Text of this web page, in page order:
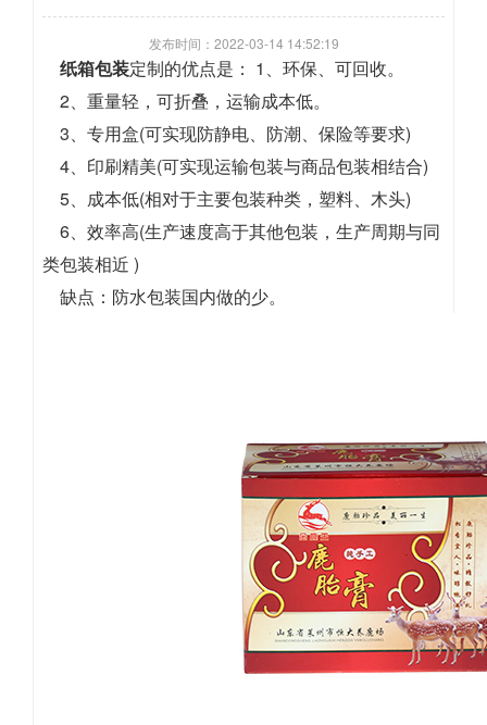
发布时间：2022-03-14 14:52:19
纸箱包装​定制的优点是： 1、环保、可回收。
2、重量轻，可折叠，运输成本低。
3、专用盒(可实现防静电、防潮、保险等要求)
4、印刷精美(可实现运输包装与商品包装相结合)
5、成本低(相对于主要包装种类，塑料、木头)
6、效率高(生产速度高于其他包装，生产周期与同
类包装相近 )
缺点：防水包装国内做的少。